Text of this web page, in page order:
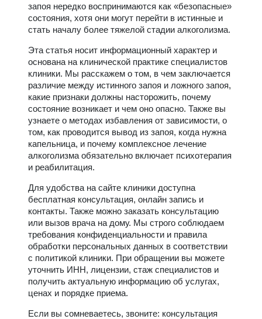
запоя нередко воспринимаются как «безопасные»
состояния, хотя они могут перейти в истинные и
стать началу более тяжелой стадии алкоголизма.
Эта статья носит информационный характер и
основана на клинической практике специалистов
клиники. Мы расскажем о том, в чем заключается
различие между истинного запоя и ложного запоя,
какие признаки должны насторожить, почему
состояние возникает и чем оно опасно. Также вы
узнаете о методах избавления от зависимости, о
том, как проводится вывод из запоя, когда нужна
капельница, и почему комплексное лечение
алкоголизма обязательно включает психотерапия
и реабилитация.
Для удобства на сайте клиники доступна
бесплатная консультация, онлайн запись и
контакты. Также можно заказать консультацию
или вызов врача на дому. Мы строго соблюдаем
требования конфиденциальности и правила
обработки персональных данных в соответствии
с политикой клиники. При обращении вы можете
уточнить ИНН, лицензии, стаж специалистов и
получить актуальную информацию об услугах,
ценах и порядке приема.
Если вы сомневаетесь, звоните: консультация